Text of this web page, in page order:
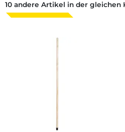
10 andere Artikel in der gleichen